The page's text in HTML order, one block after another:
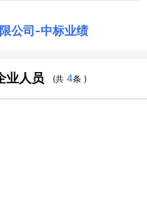
公司 -中标业绩
业人员 (共4条 )